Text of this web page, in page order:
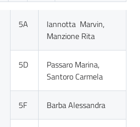
5A
Iannotta Marvin,
Manzione Rita
5D
Passaro Marina,
Santoro Carmela
5F Barba Alessandra